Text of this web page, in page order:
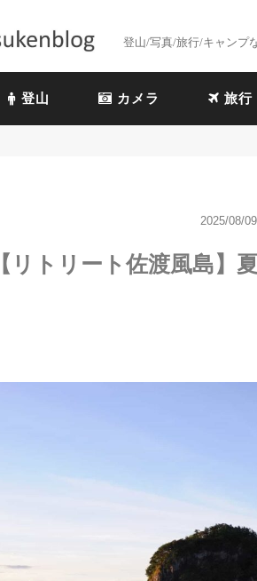
登山/写真/旅行/キャンプ
登山 カメラ 旅行
2025/08/09
【リトリート佐渡風島】